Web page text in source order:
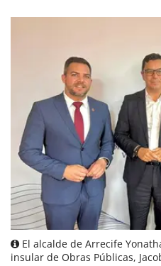
El alcalde de Arrecife
insular de Obras Públicas,